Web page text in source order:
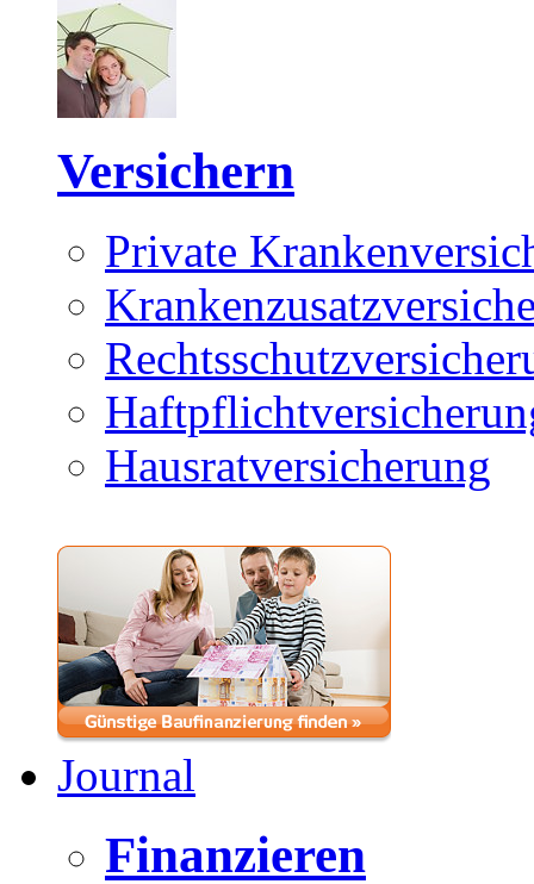
Versichern
Private
Hausratversicherung
Journal
Finanzieren